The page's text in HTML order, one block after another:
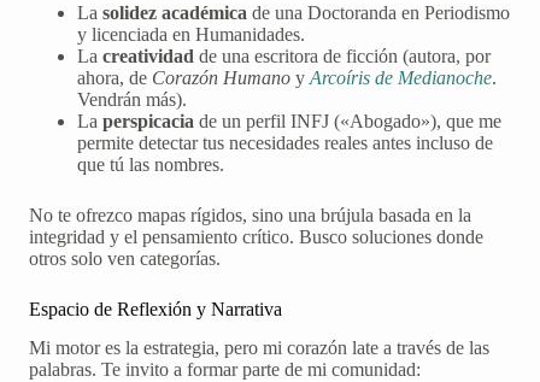
La solidez académica de una Doctoranda en Periodismo
y licenciada en Humanidades.
La creatividad de una escritora de ficción (autora, por
ahora, de Corazón Humano y Arcoíris de Medianoche.
Vendrán más).
La perspicacia de un perfil INFJ («Abogado»), que me
permite detectar tus necesidades reales antes incluso de
que tú las nombres.
No te ofrezco mapas rígidos, sino una brújula basada en la
integridad y el pensamiento crítico. Busco soluciones donde
otros solo ven categorías.
Espacio de Reflexión y Narrativa
Mi motor es la estrategia, pero mi corazón late a través de las
palabras. Te invito a formar parte de mi comunidad: